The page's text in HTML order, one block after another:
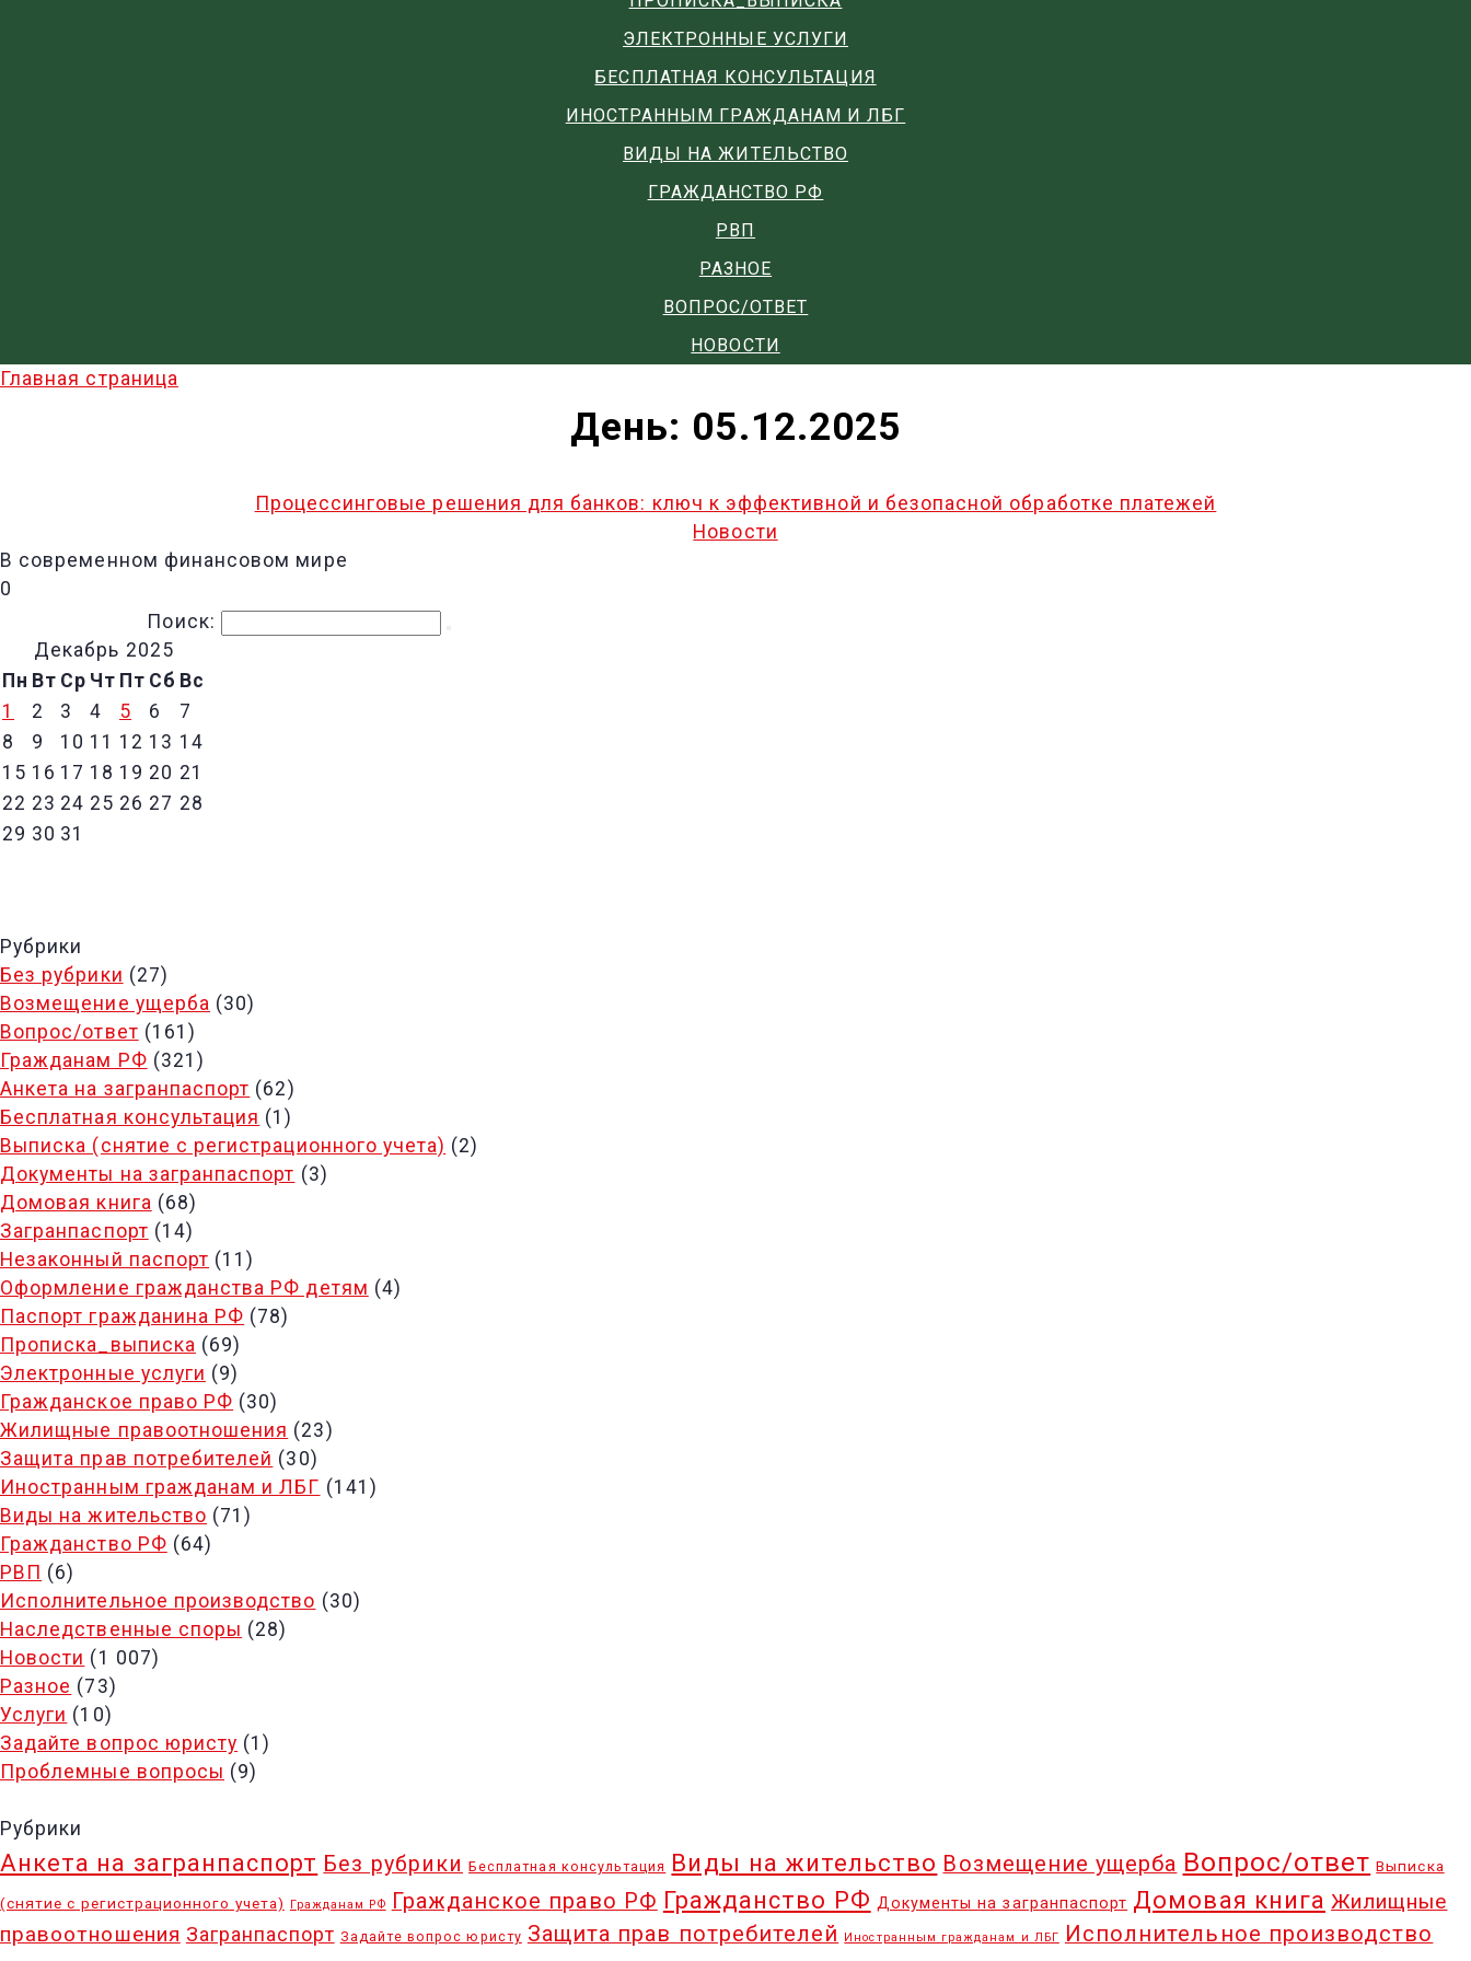
ЭЛЕКТРОННЫЕ УСЛУГИ
БЕСПЛАТНАЯ КОНСУЛЬТАЦИЯ
ИНОСТРАННЫМ ГРАЖДАНАМ И ЛБГ
ВИДЫ НА ЖИТЕЛЬСТВО
ГРАЖДАНСТВО РФ
РВП
РАЗНОЕ
ВОПРОС/ОТВЕТ
НОВОСТИ
Главная страница
День: 05.12.2025
Процессинговые решения для банков: ключ к эффективной и безопасной обработке платежей
Новости
В современном финансовом мире
0
Поиск:
Декабрь 2025
Пн Вт Ср Чт Пт Сб Вс
1
2 3 4 5 6
7
8
9 10 11 12 13 14
15 16 17 18 19 20 21
22 23 24 25 26 27 28
29 30 31
Рубрики
Без рубрики (27)
Возмещение ущерба (30)
Вопрос/ответ (161)
Гражданам РФ (321)
Анкета на загранпаспорт (62)
Бесплатная консультация (1)
Выписка (снятие с регистрационного учета) (2)
Документы на загранпаспорт (3)
Домовая книга (68)
Загранпаспорт (14)
Незаконный паспорт (11)
Оформление гражданства РФ детям (4)
Паспорт гражданина РФ (78)
Прописка_выписка (69)
Электронные услуги (9)
Гражданское право РФ (30)
Жилищные правоотношения (23)
Защита прав потребителей (30)
Иностранным гражданам и ЛБГ (141)
Виды на жительство (71)
Гражданство РФ (64)
РВП (6)
Исполнительное производство (30)
Наследственные споры (28)
Новости (1 007)
Разное (73)
Услуги (10)
Задайте вопрос юристу (1)
Проблемные вопросы (9)
Рубрики
Анкета на загранпаспорт Без рубрики Бесплатная консультация Виды на жительство Возмещение ущерба Вопрос/ответ Выписка
(снятие с регистрационного учета) Гражданам РФ Гражданское право РФ Гражданство РФ Документы на загранпаспорт Домовая книга Жилищные
правоотношения Загранпаспорт Задайте вопрос юристу Защита прав потребителей Иностранным гражданам и ЛБГ Исполнительное производство